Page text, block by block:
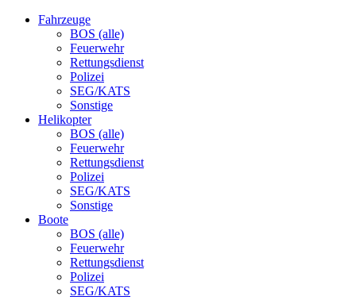
Fahrzeuge
BOS (alle)
Feuerwehr
Rettungsdienst
Polizei
SEG/KATS
Sonstige
Helikopter
BOS (alle)
Feuerwehr
Rettungsdienst
Polizei
SEG/KATS
Sonstige
Boote
BOS (alle)
Feuerwehr
Rettungsdienst
Polizei
SEG/KATS